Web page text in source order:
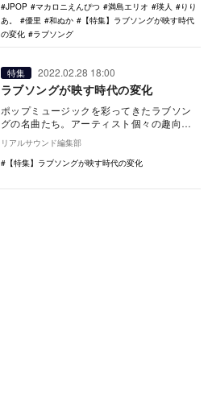
JPOP
マカロニえんぴつ 満島エリオ 瑛人
りり
あ。
優里 和ぬか
【特集】ラブソングが映す時代
の変化
ラブソング
特集 2022.02.28 18:00
ラブソングが映す時代の変化
ポップミュージックを彩ってきたラブソン
グの名曲たち。アーティスト個々の趣向性
によってはもちろんのこと、時代によって
もその在り方は…
リアルサウンド編集部
【特集】ラブソングが映す時代の変化